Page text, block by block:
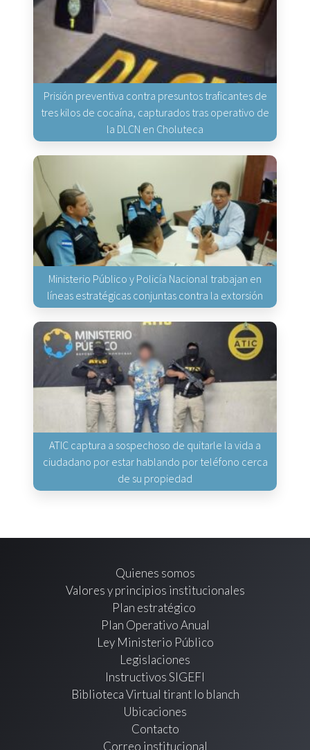
Prisión preventiva contra presuntos traficantes de
tres kilos de cocaína, capturados tras operativo de
la DLCN en Choluteca
Ministerio Público y Policía Nacional trabajan en
líneas estratégicas conjuntas contra la extorsión
ATIC captura a sospechoso de quitarle la vida a
ciudadano por estar hablando por teléfono cerca
de su propiedad
Quienes somos
Valores y principios institucionales
Plan estratégico
Plan Operativo Anual
Ley Ministerio Público
Legislaciones
Instructivos SIGEFI
Biblioteca Virtual tirant lo blanch
Ubicaciones
Contacto
Correo institucional